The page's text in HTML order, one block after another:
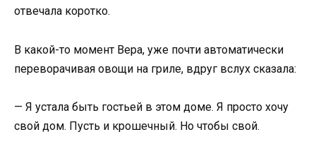
отвечала коротко.
В какой-то момент Вера, уже почти автоматически
переворачивая овощи на гриле, вдруг вслух сказала:
— Я устала быть гостьей в этом доме. Я просто хочу
свой дом. Пусть и крошечный. Но чтобы свой.